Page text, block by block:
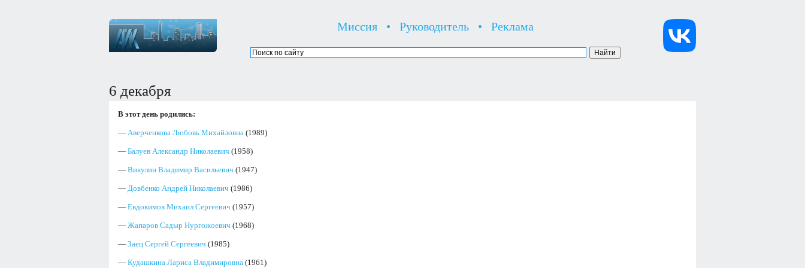
Миссия • Руководитель • Реклама
6 декабря
В этот день родились:
— Аверченкова Любовь Михайловна (1989)
— Балуев Александр Николаевич (1958)
— Викулин Владимир Васильевич (1947)
— Довбенко Андрей Николаевич (1986)
— Евдокимов Михаил Сергеевич (1957)
— Жапаров Садыр Нургожоевич (1968)
— Заец Сергей Сергеевич (1985)
— Кудашкина Лариса Владимировна (1961)